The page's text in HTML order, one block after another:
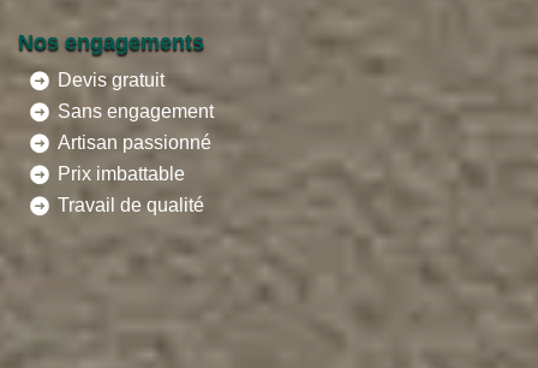
Nos engagements
Devis gratuit
Sans engagement
Artisan passionné
Prix imbattable
Travail de qualité